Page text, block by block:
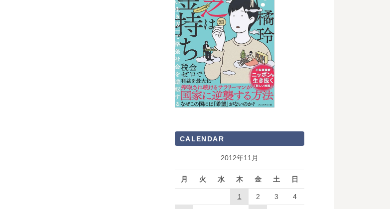
CALENDAR
2012年11月
月 火 水 木 金 土 日
1 2 3 4